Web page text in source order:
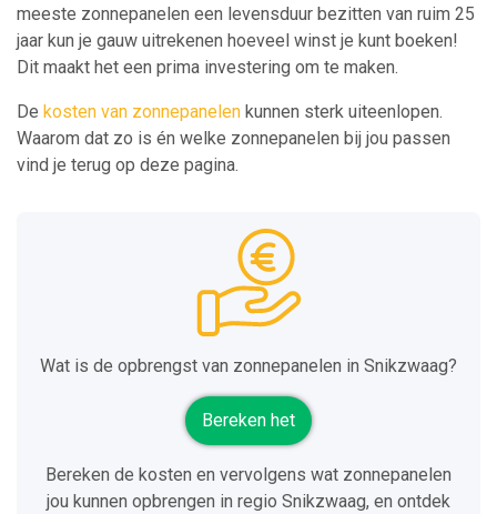
meeste zonnepanelen een levensduur bezitten van ruim 25
jaar kun je gauw uitrekenen hoeveel winst je kunt boeken!
Dit maakt het een prima investering om te maken.
De kosten van zonnepanelen kunnen sterk uiteenlopen.
Waarom dat zo is én welke zonnepanelen bij jou passen
vind je terug op deze pagina.
Wat is de opbrengst van zonnepanelen in Snikzwaag?
Bereken het
Bereken de kosten en vervolgens wat zonnepanelen
jou kunnen opbrengen in regio Snikzwaag, en ontdek